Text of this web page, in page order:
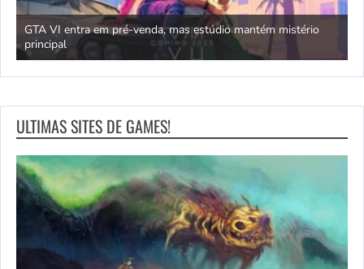
GTA VI entra em pré-venda, mas estúdio mantém mistério
principal
ULTIMAS SITES DE GAMES!